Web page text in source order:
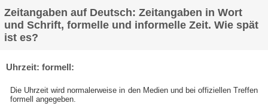
Zeitangaben auf Deutsch: Zeitangaben in Wort
und Schrift, formelle und informelle Zeit. Wie spät
ist es?
Uhrzeit: formell:
Die Uhrzeit wird normalerweise in den Medien und bei offiziellen Treffen
formell angegeben.